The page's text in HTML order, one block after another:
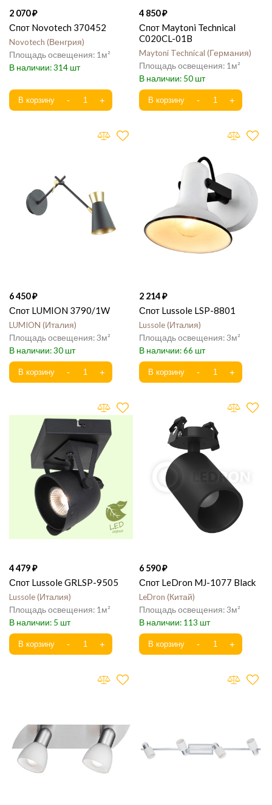
2 070
Спот Novotech 370452
Novotech Венгрия
1
314
4 850
Спот Maytoni Technical
C020CL-01B
Maytoni Technical Германия
1
50
6 450
Спот LUMION 3790/1W
LUMION Италия
3
30
2 214
Спот Lussole LSP-8801
Lussole Италия
3
66
4 479
Спот Lussole GRLSP-9505
Lussole Италия
1
5
6 590
Спот LeDron MJ-1077 Black
LeDron Китай
3
113